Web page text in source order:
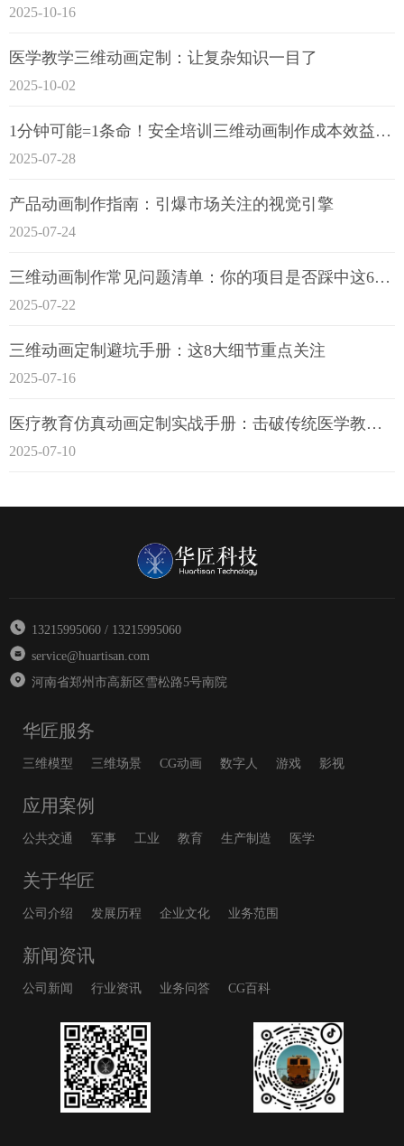
2025-10-16
医学教学三维动画定制：让复杂知识一目了
2025-10-02
1分钟可能=1条命！安全培训三维动画制作成本效益深度拆解
2025-07-28
产品动画制作指南：引爆市场关注的视觉引擎
2025-07-24
三维动画制作常见问题清单：你的项目是否踩中这6大技术雷区？
2025-07-22
三维动画定制避坑手册：这8大细节重点关注
2025-07-16
医疗教育仿真动画定制实战手册：击破传统医学教育7大痛点
2025-07-10
13215995060 / 13215995060
service@huartisan.com
河南省郑州市高新区雪松路5号南院
华匠服务
三维模型 三维场景 CG动画 数字人 游戏 影视
应用案例
公共交通 军事 工业 教育 生产制造 医学
关于华匠
公司介绍 发展历程 企业文化 业务范围
新闻资讯
公司新闻 行业资讯 业务问答 CG百科